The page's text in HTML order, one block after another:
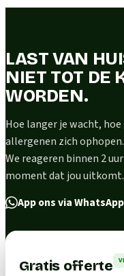
LAST VAN
NIET TOT DE
WORDEN.
Hoe langer je wacht,
allergenen zich
We reageren binnen 2
moment dat jou uitkomt.
App ons via WhatsApp
Gratis offerte